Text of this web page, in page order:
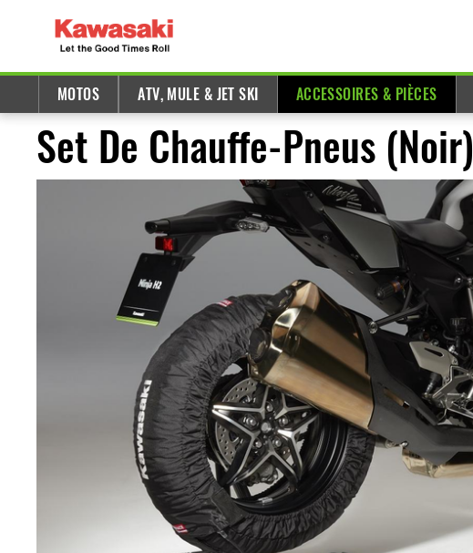
MOTOS ATV, MULE & JET SKI ACCESSOIRES & PIÈCES
Set De Chauffe-Pneus (Noir)